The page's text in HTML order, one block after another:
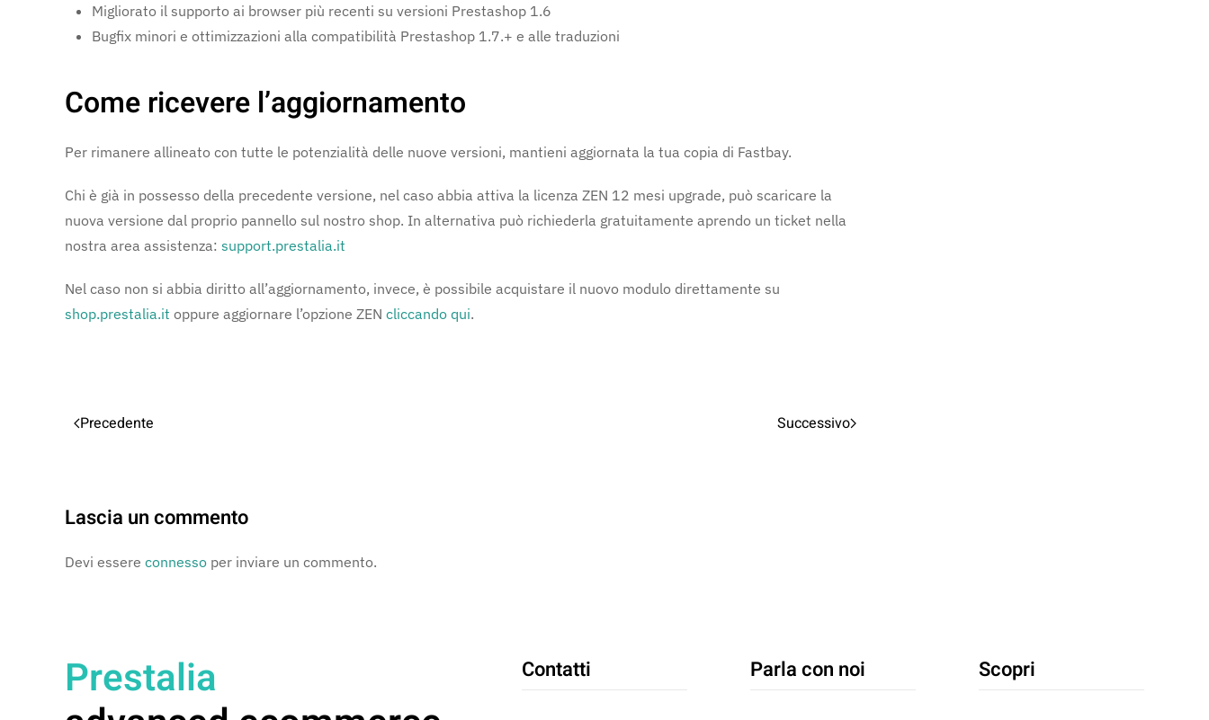
Migliorato il supporto ai browser più recenti su versioni Prestashop 1.6
Bugfix minori e ottimizzazioni alla compatibilità Prestashop 1.7.+ e alle traduzioni
Come ricevere l’aggiornamento
Per rimanere allineato con tutte le potenzialità delle nuove versioni, mantieni aggiornata la tua copia di Fastbay.
Chi è già in possesso della precedente versione, nel caso abbia attiva la licenza ZEN 12 mesi upgrade, può scaricare la
nuova versione dal proprio pannello sul nostro shop. In alternativa può richiederla gratuitamente aprendo un ticket nella
nostra area assistenza: support.prestalia.it
Nel caso non si abbia diritto all’aggiornamento, invece, è possibile acquistare il nuovo modulo direttamente su
shop.prestalia.it oppure aggiornare l’opzione ZEN cliccando qui.
Precedente Successivo
Lascia un commento
Devi essere connesso per inviare un commento.
Prestalia
Contatti Parla con noi Scopri